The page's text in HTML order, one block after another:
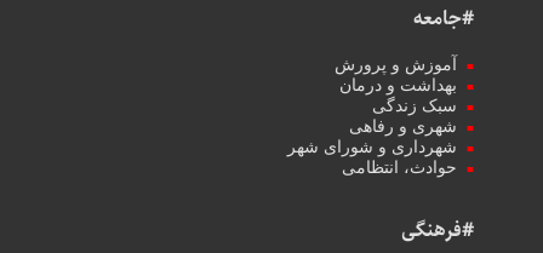
#جامعه
آموزش و پرورش
بهداشت و درمان
سبک زندگی
شهری و رفاهی
شهرداری و شورای شهر
حوادث، انتظامی
#فرهنگی